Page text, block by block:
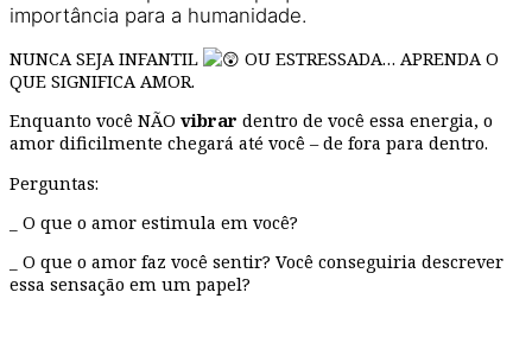
importância para a humanidade.
NUNCA SEJA INFANTIL
OU ESTRESSADA… APRENDA O
QUE SIGNIFICA AMOR.
Enquanto você NÃO vibrar dentro de você essa energia, o
amor dificilmente chegará até você – de fora para dentro.
Perguntas:
_ O que o amor estimula em você?
_ O que o amor faz você sentir? Você conseguiria descrever
essa sensação em um papel?